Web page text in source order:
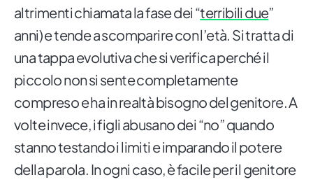
altrimenti chiamata la fase dei “terribili due”
anni) e tende a scomparire con l’età. Si tratta di
una tappa evolutiva che si verifica perché il
piccolo non si sente completamente
compreso e ha in realtà bisogno del genitore. A
volte invece, i figli abusano dei “no” quando
stanno testando i limiti e imparando il potere
della parola. In ogni caso, è facile per il genitore